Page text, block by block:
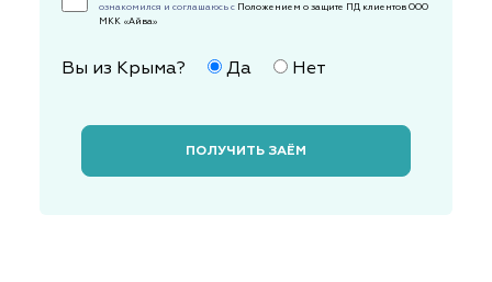
ознакомился и соглашаюсь с Положением о защите ПД клиентов ООО
МКК «Айва»
Вы из Крыма? Да Нет
ПОЛУЧИТЬ ЗАЁМ